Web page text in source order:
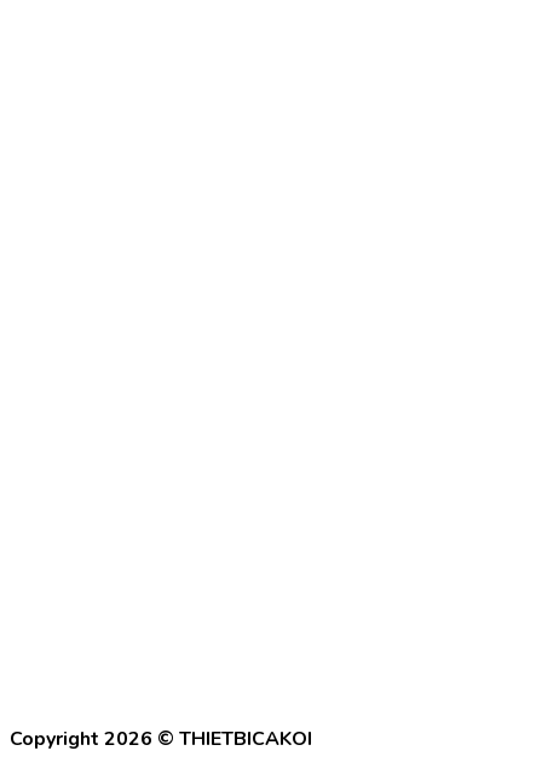
Copyright 2026 © THIETBICAKOI